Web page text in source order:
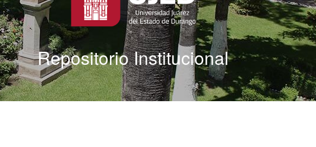
Repositorio Institucional